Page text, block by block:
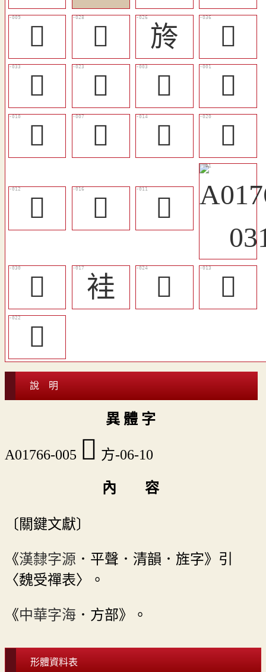
󲤟
󲤭 旍
󲤴
󲤱
󲤪 𣄀
󲤙
󲤠
󲤝 󲤤 󲤨
󲤢 󲤥 󲤡
󲤯 袿 󲤫
󲤣
󲤩
說 明
異 體 字
A01766-005 󲤛 方-06-10
內 容
〔關鍵文獻〕
《漢隸字源 ．平聲．清韻．旌字》引
〈魏受禪表〉。
《中華字海 ．方部》。
形體資料表